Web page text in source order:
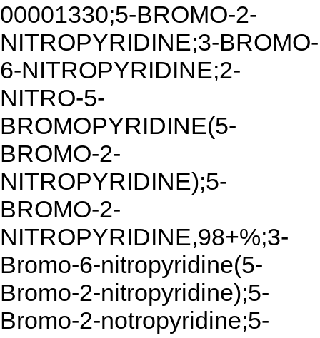
00001330;5-BROMO-2-
NITROPYRIDINE;3-BROMO-
6-NITROPYRIDINE;2-
NITRO-5-
BROMOPYRIDINE(5-
BROMO-2-
NITROPYRIDINE);5-
BROMO-2-
NITROPYRIDINE,98+%;3-
Bromo-6-nitropyridine(5-
Bromo-2-nitropyridine);5-
Bromo-2-notropyridine;5-